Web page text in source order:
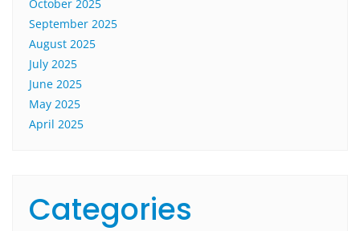
October 2025
September 2025
August 2025
July 2025
June 2025
May 2025
April 2025
Categories